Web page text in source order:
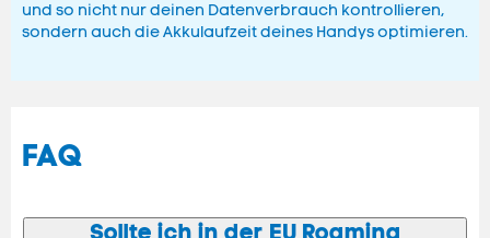
und so nicht nur deinen Datenverbrauch kontrollieren,
sondern auch die Akkulaufzeit deines Handys optimieren.
FAQ